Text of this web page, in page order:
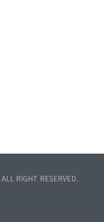
ALL RIGHT RESERVED.